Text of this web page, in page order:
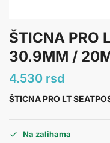
ŠTICNA PRO
30.9MM /
4.530 rsd
ŠTICNA PRO LT
Na zalihama